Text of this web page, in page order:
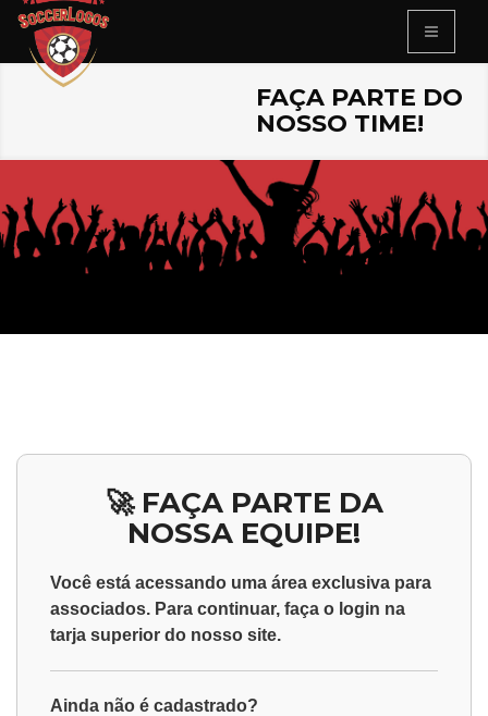
FAÇA PARTE DO
NOSSO TIME!
🚀 FAÇA PARTE DA
NOSSA EQUIPE!
Você está acessando uma área exclusiva para
associados. Para continuar, faça o login na
tarja superior do nosso site.
Ainda não é cadastrado?